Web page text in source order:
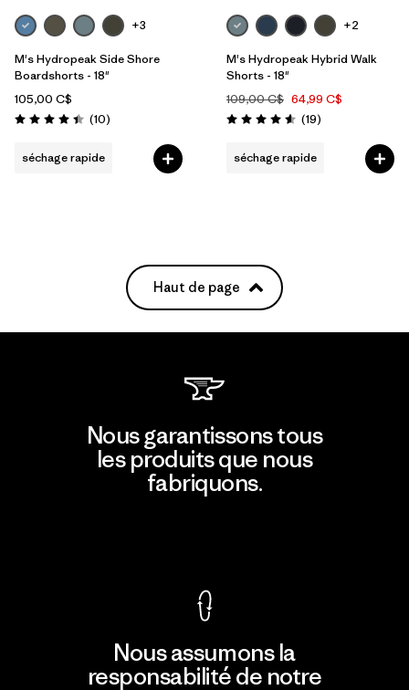
+3
M's Hydropeak Side Shore
Boardshorts - 18"
105,00 C$
Évaluation: 4.4 / 5
(10Avis
)
séchage rapide
+2
M's Hydropeak Hybrid Walk
Shorts - 18"
109,00 C$ 64,99 C$
Évaluation: 4.6 / 5
(19Avis
)
séchage rapide
Haut de page
Nous garantissons tous
les produits que nous
fabriquons.
Nous assumons la
responsabilité de notre